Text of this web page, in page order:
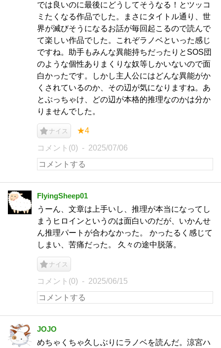
では良いのに最後にどうしてそうなる！とツッコ
ミたくなる作品でした。まさにタイトル通り、世
界が滅びそうになるお話が毎回起こるので読んで
て楽しい作品でした。これぞラノベといった感じ
ですね。助手もみんな異能持ちだったりとSOS団
のような個性ありまくりな奴等しかいないので面
白かったです。しかし主人公にはどんな異能がか
くされているのか、その辺が気になりますね。あ
とぶっちゃけ、どの辺が本格的推理なのかは分か
りませんでした。
ナイス ★4
コメント(0) 2025/07/06
FlyingSheep01
うーん、文章は上手いし、推理が本当になってし
まうヒロインというのは面白いのだが、いかんせ
ん推理パートが合わなかった。 かったるく感じて
しまい、苦痛だった。 久々の途中脱落。
ナイス
コメント(0) 2025/06/15
JOJO
めちゃくちゃ久しぶりにラノベを読んだ。涼宮ハ